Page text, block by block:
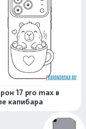
17 pro max в
капибара